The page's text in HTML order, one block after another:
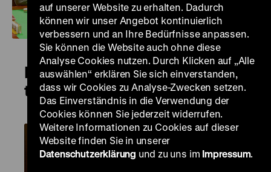
Du cheng feng yun / From Vegas
to Macau
auf unserer Website zu erhalten. Dadurch
können wir unser Angebot kontinuierlich
verbessern und an Ihre Bedürfnisse anpassen.
Sie können die Website auch ohne diese
Analyse Cookies nutzen. Durch Klicken auf „Alle
auswählen“ erklären Sie sich einverstanden,
dass wir Cookies zu Analyse-Zwecken setzen.
Das Einverständnis in die Verwendung der
Cookies können Sie jederzeit widerrufen.
Weitere Informationen zu Cookies auf dieser
Website finden Sie in unserer
Datenschutzerklärung und zu uns im Impressum.